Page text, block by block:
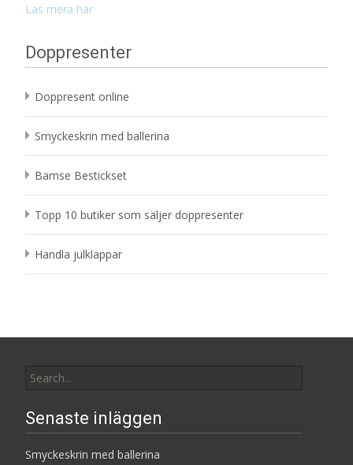
Läs mera här
Doppresenter
Doppresent online
Smyckeskrin med ballerina
Bamse Bestickset
Topp 10 butiker som säljer doppresenter
Handla julklappar
for:
Senaste inläggen
Smyckeskrin med ballerina